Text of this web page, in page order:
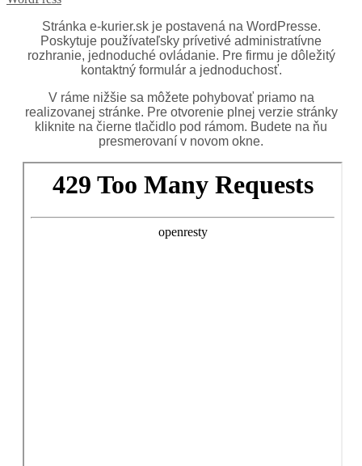
Stránka e-kurier.sk je postavená na WordPresse.
Poskytuje používateľsky prívetivé administratívne
rozhranie, jednoduché ovládanie. Pre firmu je dôležitý
kontaktný formulár a jednoduchosť.
V ráme nižšie sa môžete pohybovať priamo na
realizovanej stránke. Pre otvorenie plnej verzie stránky
kliknite na čierne tlačidlo pod rámom. Budete na ňu
presmerovaní v novom okne.